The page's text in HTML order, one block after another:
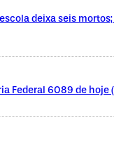
deixa seis
Federal 6089 de hoje